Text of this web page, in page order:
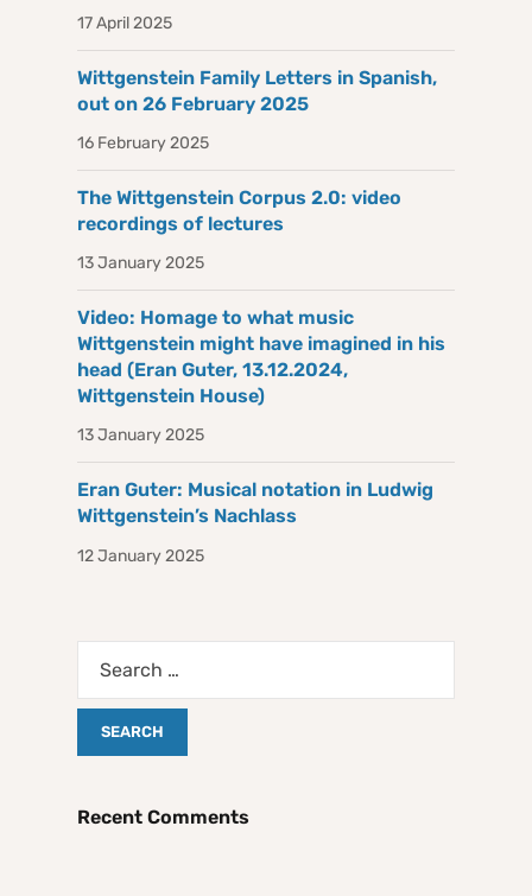
17 April 2025
Wittgenstein Family Letters in Spanish,
out on 26 February 2025
16 February 2025
The Wittgenstein Corpus 2.0: video
recordings of lectures
13 January 2025
Video: Homage to what music
Wittgenstein might have imagined in his
head (Eran Guter, 13.12.2024,
Wittgenstein House)
13 January 2025
Eran Guter: Musical notation in Ludwig
Wittgenstein’s Nachlass
12 January 2025
Recent Comments